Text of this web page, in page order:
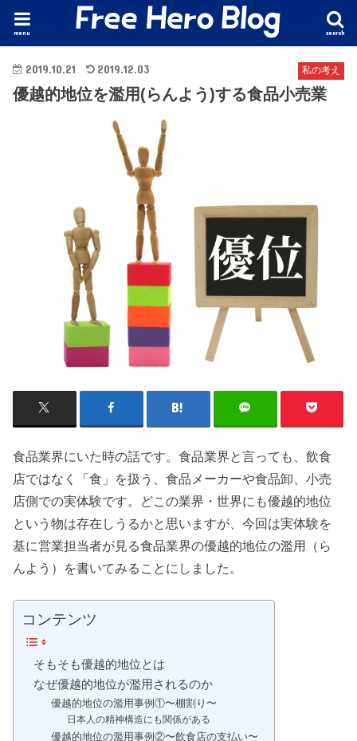
search
menu
私の考え
2019.10.21 2019.12.03
優越的地位を濫用(らんよう)する食品小売業
食品業界にいた時の話です。食品業界と言っても、飲食
店ではなく「食」を扱う、食品メーカーや食品卸、小売
店側での実体験です。どこの業界・世界にも優越的地位
という物は存在しうるかと思いますが、今回は実体験を
基に営業担当者が見る食品業界の優越的地位の濫用（ら
んよう）を書いてみることにしました。
コンテンツ
そもそも優越的地位とは
なぜ優越的地位が濫用されるのか
優越的地位の濫用事例①〜棚割り〜
日本人の精神構造にも関係がある
優越的地位の濫用事例②〜飲食店の支払い〜